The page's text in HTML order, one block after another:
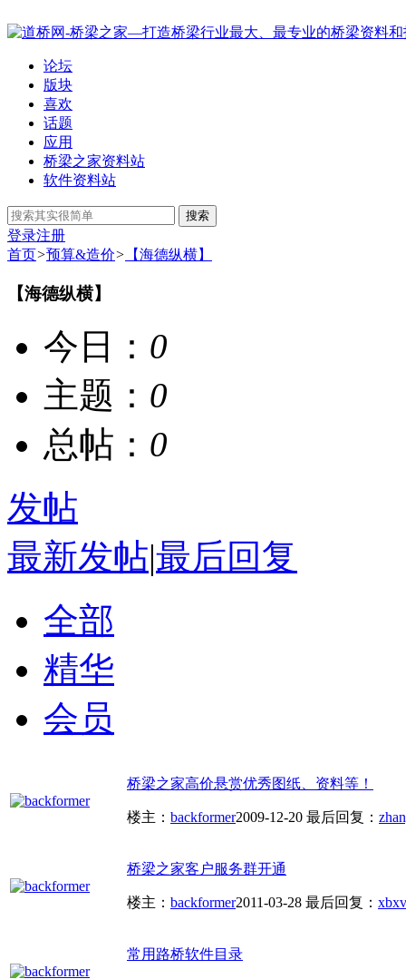
论坛
版块
喜欢
话题
应用
桥梁之家资料站
软件资料站
搜索
登录注册
首页>预算&造价> 【海德纵横】
【海德纵横】
今日： 0
主题： 0
总帖： 0
发帖
最新发帖|最后回复
全部
精华
会员
桥梁之家高价悬赏优秀图纸、资料等！
楼主： backformer2009-12-20 最后回复：
桥梁之家客户服务群开通
楼主： backformer2011-03-28 最后回复：
常用路桥软件目录